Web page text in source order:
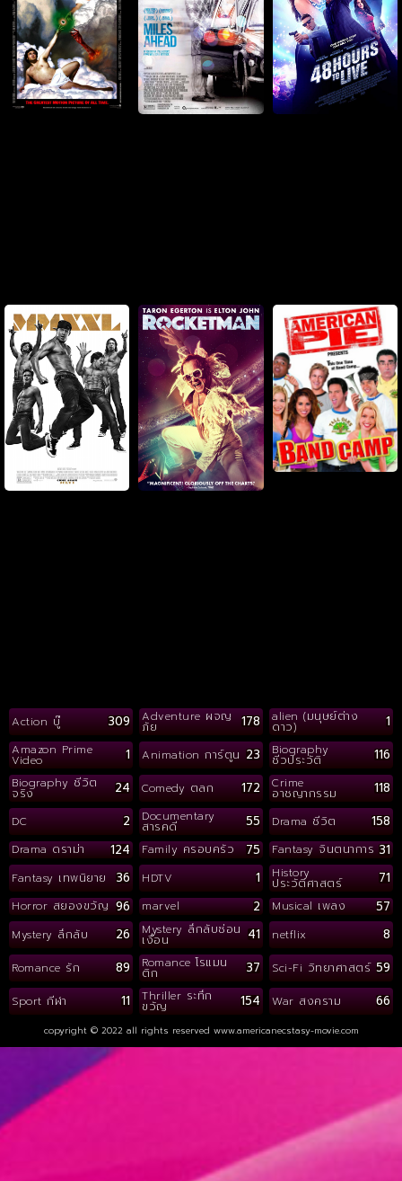
Action บู๊ 309 Adventure ผจญ
ภัย 178 alien (มนุษย์ต่าง
ดาว) 1
Amazon Prime
Video 1 Animation การ์ตูน 23 Biography
ชีวประวัติ 116
Biography ชีวิต
จริง 24 Comedy ตลก 172 Crime
อาชญากรรม 118
DC 2 Documentary
สารคดี 55 Drama ชีวิต 158
Drama ดราม่า 124 Family ครอบครัว 75 Fantasy จินตนาการ 31
Fantasy เทพนิยาย 36 HDTV 1 History
ประวัติศาสตร์ 71
Horror สยองขวัญ 96 marvel 2 Musical เพลง 57
Mystery ลึกลับ 26 Mystery ลึกลับซ่อน
เงื่อน 41 netflix 8
Romance รัก 89 Romance โรแมน
ติก 37 Sci-Fi วิทยาศาสตร์ 59
Sport กีฬา 11 Thriller ระทึก
ขวัญ 154 War สงคราม 66
copyright © 2022 all rights reserved www.americanecstasy-movie.com